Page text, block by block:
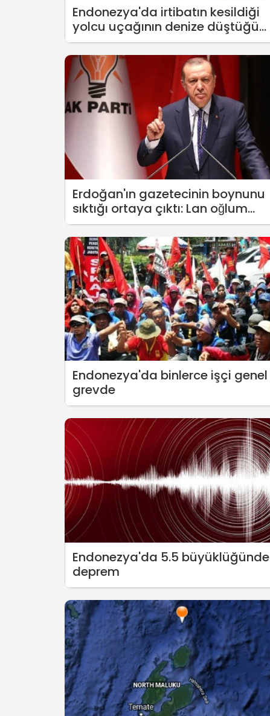
Endonezya'da irtibatın kesildiği
yolcu uçağının denize düştüğü
açıklandı
Erdoğan'ın gazetecinin boynunu
sıktığı ortaya çıktı: Lan oğlum
neden benim aileme
küfrettiriyorsun?
Endonezya'da binlerce işçi genel
grevde
Endonezya'da 5.5 büyüklüğünde
deprem